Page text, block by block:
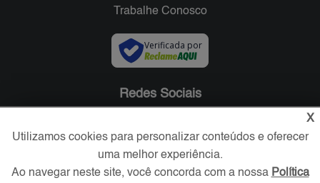
Trabalhe Conosco
Verificada por
Redes Sociais
X
Utilizamos cookies para personalizar conteúdos e oferecer
uma melhor experiência.
Ao navegar neste site, você concorda com a nossa Política